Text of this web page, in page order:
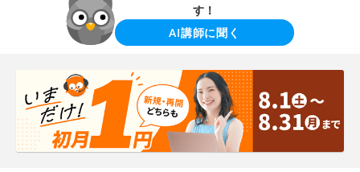
す！
AI講師に聞く